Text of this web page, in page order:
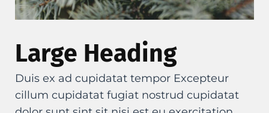
Large Heading
Duis ex ad cupidatat tempor Excepteur
cillum cupidatat fugiat nostrud cupidatat